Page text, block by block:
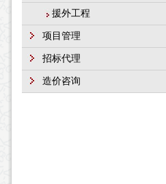
援外工程
项目管理
招标代理
造价咨询